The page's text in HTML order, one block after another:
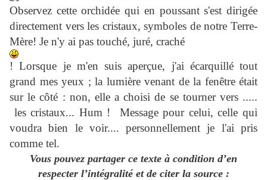
Observez cette orchidée qui en poussant s'est dirigée
directement vers les cristaux, symboles de notre Terre-
Mère! Je n'y ai pas touché, juré, craché
! Lorsque je m'en suis aperçue, j'ai écarquillé tout
grand mes yeux ; la lumière venant de la fenêtre était
sur le côté : non, elle a choisi de se tourner vers .....
les cristaux... Hum ! Message pour celui, celle qui
voudra bien le voir.... personnellement je l'ai pris
comme tel.
Vous pouvez partager ce texte à condition d’en
respecter l’intégralité et de citer la source :